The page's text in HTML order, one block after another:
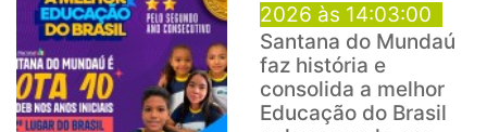
2026 às 14:03:00
Santana do Mundaú
faz história e
consolida a melhor
Educação do Brasil